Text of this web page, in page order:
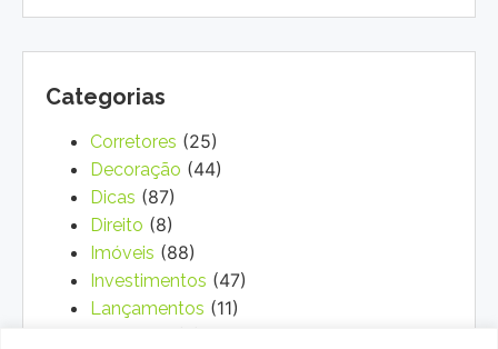
Categorias
Corretores (25)
Decoração (44)
Dicas (87)
Direito (8)
Imóveis (88)
Investimentos (47)
Lançamentos (11)
(3)